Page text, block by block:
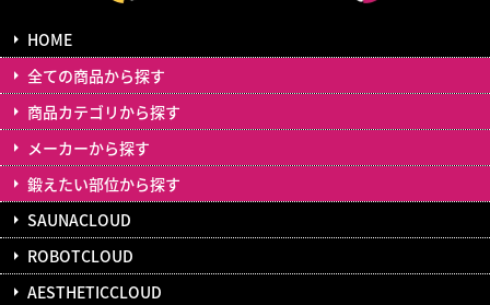
HOME
全ての商品から探す
商品カテゴリから探す
メーカーから探す
鍛えたい部位から探す
SAUNACLOUD
ROBOTCLOUD
AESTHETICCLOUD